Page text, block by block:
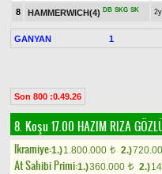
8 HAMMERWICH(4) DB SKG SK
GANYAN 1
Son 800 :0.49.26
8. Koşu 17.00 HAZIM RIZA
Ikramiye:1.)1.800.000 t 2.)
At Sahibi Primi:1.)360.000 t 2.)